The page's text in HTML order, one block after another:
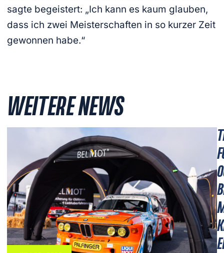
sagte begeistert: „Ich kann es kaum glauben,
dass ich zwei Meisterschaften in so kurzer Zeit
gewonnen habe.“
WEITERE NEWS